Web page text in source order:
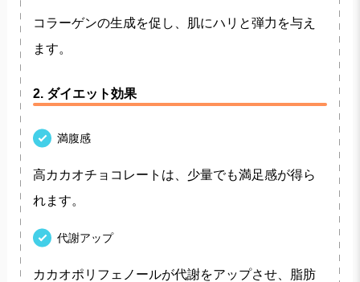
コラーゲンの生成を促し、肌にハリと弾力を与え
ます。
2. ダイエット効果
満腹感
高カカオチョコレートは、少量でも満足感が得ら
れます。
代謝アップ
カカオポリフェノールが代謝をアップさせ、脂肪